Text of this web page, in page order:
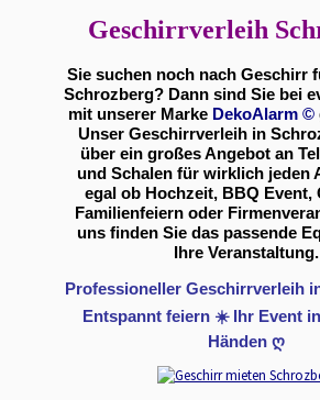
Geschirrverleih
Sie suchen noch nach Geschirr
Schrozberg? Dann sind Sie bei
mit unserer Marke DekoAlarm ©
Unser Geschirrverleih in
über ein großes Angebot an
und Schalen für wirklich jeden
egal ob Hochzeit, BBQ Event,
Familienfeiern oder
uns finden Sie das passende
Ihre Veranstaltung.
Professioneller Geschirrverleih
Entspannt feiern ☀️ Ihr Event
Händen ღ